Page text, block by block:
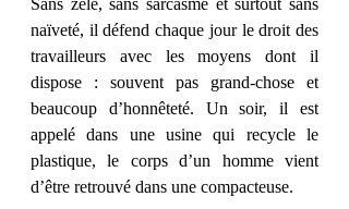
Sans zèle, sans sarcasme et surtout sans
naïveté, il défend chaque jour le droit des
travailleurs avec les moyens dont il
dispose : souvent pas grand-chose et
beaucoup d’honnêteté. Un soir, il est
appelé dans une usine qui recycle le
plastique, le corps d’un homme vient
d’être retrouvé dans une compacteuse.